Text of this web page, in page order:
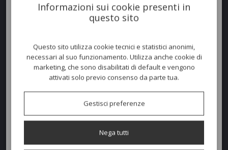
carattere alla collezione. Athena è una famiglia di arredi che
comprende sedute, tavoli e arredi lounge per ogni momento di relax
Colori disponibili
Larghezza:134cm
Informazioni sui cookie presenti in
questo sito
Questo sito utilizza cookie tecnici e statistici anonimi,
necessari al suo funzionamento. Utilizza anche cookie di
marketing, che sono disabilitati di default e vengono
attivati solo previo consenso da parte tua.
Gestisci preferenze
Nega tutti